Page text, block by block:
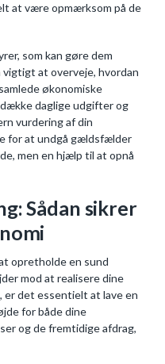
at være opmærksom på de
som kan gøre dem
at overveje, hvordan
økonomiske
daglige udgifter og
vurdering af din
for at undgå gældsfælder
men en hjælp til at opnå
Sådan sikrer
opretholde en sund
mod at realisere dine
er det essentielt at lave en
for både dine
og de fremtidige afdrag,